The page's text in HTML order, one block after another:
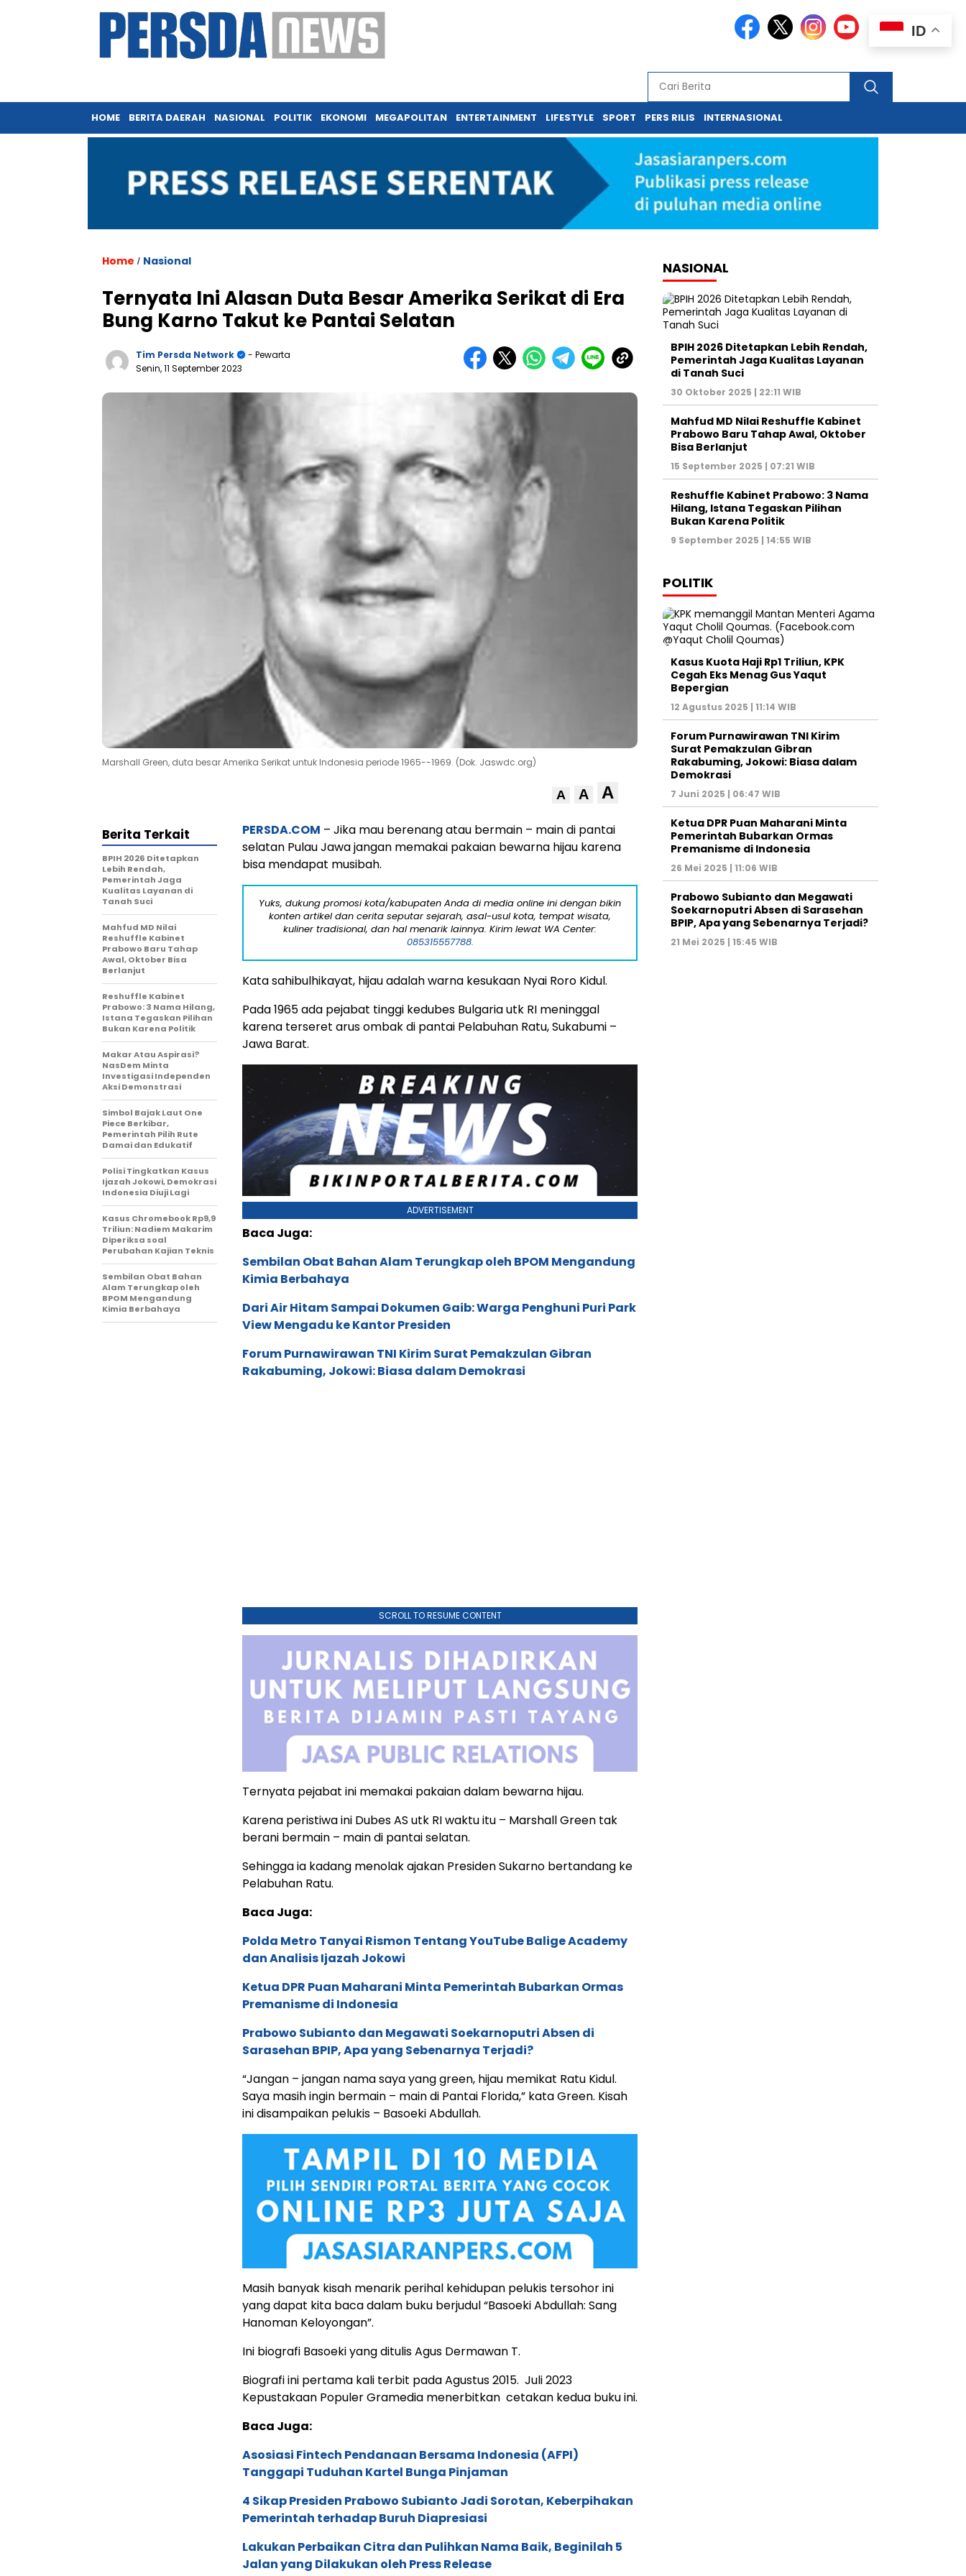
HOME BERITA DAERAH NASIONAL POLITIK EKONOMI MEGAPOLITAN ENTERTAINMENT LIFESTYLE SPORT PERS RILIS INTERNASIONAL
Home / Nasional
Ternyata Ini Alasan Duta Besar Amerika Serikat di Era
Bung Karno Takut ke Pantai Selatan
Tim Persda Network
- Pewarta
Senin, 11 September 2023
Marshall Green, duta besar Amerika Serikat untuk Indonesia periode 1965--1969. (Dok. Jaswdc.org)
A A A
PERSDA.COM – Jika mau berenang atau bermain – main di pantai
selatan Pulau Jawa jangan memakai pakaian bewarna hijau karena
bisa mendapat musibah.
Yuks, dukung promosi kota/kabupaten Anda di media online ini dengan bikin
konten artikel dan cerita seputar sejarah, asal-usul kota, tempat wisata,
kuliner tradisional, dan hal menarik lainnya. Kirim lewat WA Center:
085315557788.
Kata sahibulhikayat, hijau adalah warna kesukaan Nyai Roro Kidul.
Pada 1965 ada pejabat tinggi kedubes Bulgaria utk RI meninggal
karena terseret arus ombak di pantai Pelabuhan Ratu, Sukabumi –
Jawa Barat.
ADVERTISEMENT
Baca Juga:
Sembilan Obat Bahan Alam Terungkap oleh BPOM Mengandung
Kimia Berbahaya
Dari Air Hitam Sampai Dokumen Gaib: Warga Penghuni Puri Park
View Mengadu ke Kantor Presiden
Forum Purnawirawan TNI Kirim Surat Pemakzulan Gibran
Rakabuming, Jokowi: Biasa dalam Demokrasi
SCROLL TO RESUME CONTENT
Ternyata pejabat ini memakai pakaian dalam bewarna hijau.
Karena peristiwa ini Dubes AS utk RI waktu itu – Marshall Green tak
berani bermain – main di pantai selatan.
Sehingga ia kadang menolak ajakan Presiden Sukarno bertandang ke
Pelabuhan Ratu.
Baca Juga:
Polda Metro Tanyai Rismon Tentang YouTube Balige Academy
dan Analisis Ijazah Jokowi
Ketua DPR Puan Maharani Minta Pemerintah Bubarkan Ormas
Premanisme di Indonesia
Prabowo Subianto dan Megawati Soekarnoputri Absen di
Sarasehan BPIP, Apa yang Sebenarnya Terjadi?
“Jangan – jangan nama saya yang green, hijau memikat Ratu Kidul.
Saya masih ingin bermain – main di Pantai Florida,” kata Green. Kisah
ini disampaikan pelukis – Basoeki Abdullah.
Masih banyak kisah menarik perihal kehidupan pelukis tersohor ini
yang dapat kita baca dalam buku berjudul “Basoeki Abdullah: Sang
Hanoman Keloyongan”.
Ini biografi Basoeki yang ditulis Agus Dermawan T.
Biografi ini pertama kali terbit pada Agustus 2015. Juli 2023
Kepustakaan Populer Gramedia menerbitkan cetakan kedua buku ini.
Baca Juga:
Asosiasi Fintech Pendanaan Bersama Indonesia (AFPI)
Tanggapi Tuduhan Kartel Bunga Pinjaman
4 Sikap Presiden Prabowo Subianto Jadi Sorotan, Keberpihakan
Pemerintah terhadap Buruh Diapresiasi
Lakukan Perbaikan Citra dan Pulihkan Nama Baik, Beginilah 5
Jalan yang Dilakukan oleh Press Release
Berita Terkait
BPIH 2026 Ditetapkan
Lebih Rendah,
Pemerintah Jaga
Kualitas Layanan di
Tanah Suci
Mahfud MD Nilai
Reshuffle Kabinet
Prabowo Baru Tahap
Awal, Oktober Bisa
Berlanjut
Reshuffle Kabinet
Prabowo: 3 Nama Hilang,
Istana Tegaskan Pilihan
Bukan Karena Politik
Makar Atau Aspirasi?
NasDem Minta
Investigasi Independen
Aksi Demonstrasi
Simbol Bajak Laut One
Piece Berkibar,
Pemerintah Pilih Rute
Damai dan Edukatif
Polisi Tingkatkan Kasus
Ijazah Jokowi, Demokrasi
Indonesia Diuji Lagi
Kasus Chromebook Rp9,9
Triliun: Nadiem Makarim
Diperiksa soal
Perubahan Kajian Teknis
Sembilan Obat Bahan
Alam Terungkap oleh
BPOM Mengandung
Kimia Berbahaya
NASIONAL
BPIH 2026 Ditetapkan Lebih Rendah,
Pemerintah Jaga Kualitas Layanan
di Tanah Suci
30 Oktober 2025 | 22:11 WIB
Mahfud MD Nilai Reshuffle Kabinet
Prabowo Baru Tahap Awal, Oktober
Bisa Berlanjut
15 September 2025 | 07:21 WIB
Reshuffle Kabinet Prabowo: 3 Nama
Hilang, Istana Tegaskan Pilihan
Bukan Karena Politik
9 September 2025 | 14:55 WIB
POLITIK
Kasus Kuota Haji Rp1 Triliun, KPK
Cegah Eks Menag Gus Yaqut
Bepergian
12 Agustus 2025 | 11:14 WIB
Forum Purnawirawan TNI Kirim
Surat Pemakzulan Gibran
Rakabuming, Jokowi: Biasa dalam
Demokrasi
7 Juni 2025 | 06:47 WIB
Ketua DPR Puan Maharani Minta
Pemerintah Bubarkan Ormas
Premanisme di Indonesia
26 Mei 2025 | 11:06 WIB
Prabowo Subianto dan Megawati
Soekarnoputri Absen di Sarasehan
BPIP, Apa yang Sebenarnya Terjadi?
21 Mei 2025 | 15:45 WIB
ID